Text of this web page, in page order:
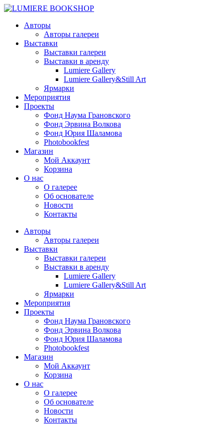
Авторы
Авторы галереи
Выставки
Выставки галереи
Выставки в аренду
Lumiere Gallery
Lumiere Gallery&Still Art
Ярмарки
Мероприятия
Проекты
Фонд Наума Грановского
Фонд Эрвина Волкова
Фонд Юрия Шаламова
Photobookfest
Магазин
Мой Аккаунт
Корзина
О нас
О галерее
Об основателе
Новости
Контакты
Авторы
Авторы галереи
Выставки
Выставки галереи
Выставки в аренду
Lumiere Gallery
Lumiere Gallery&Still Art
Ярмарки
Мероприятия
Проекты
Фонд Наума Грановского
Фонд Эрвина Волкова
Фонд Юрия Шаламова
Photobookfest
Магазин
Мой Аккаунт
Корзина
О нас
О галерее
Об основателе
Новости
Контакты